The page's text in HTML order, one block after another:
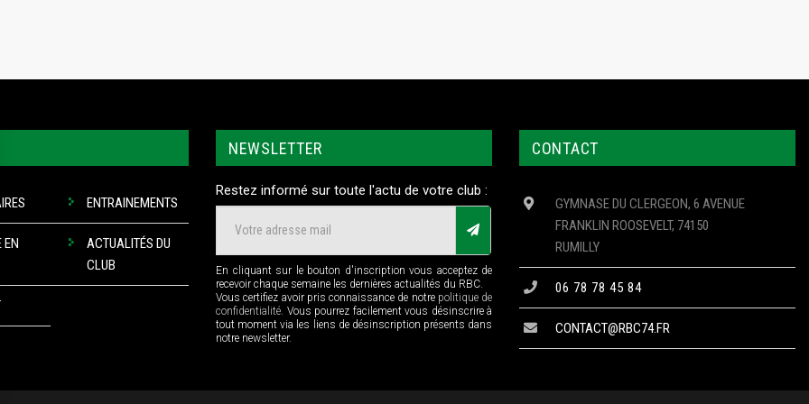
ENTRAINEMENTS
EN
ACTUALITÉS DU
CLUB
NEWSLETTER
Restez informé sur toute l'actu de votre club :
En cliquant sur le bouton d'inscription vous acceptez de
recevoir chaque semaine les dernières actualités du RBC.
Vous certifiez avoir pris connaissance de notre politique de
confidentialité. Vous pourrez facilement vous désinscrire à
tout moment via les liens de désinscription présents dans
notre newsletter.
CONTACT
GYMNASE DU CLERGEON, 6 AVENUE
FRANKLIN ROOSEVELT, 74150
RUMILLY
06 78 78 45 84
CONTACT@RBC74.FR